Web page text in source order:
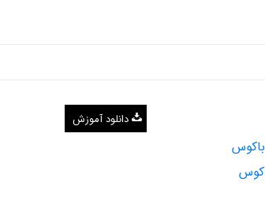
دانلود آموزش